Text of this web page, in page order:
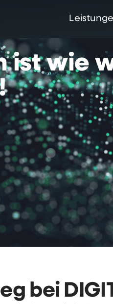
ist wie
bei